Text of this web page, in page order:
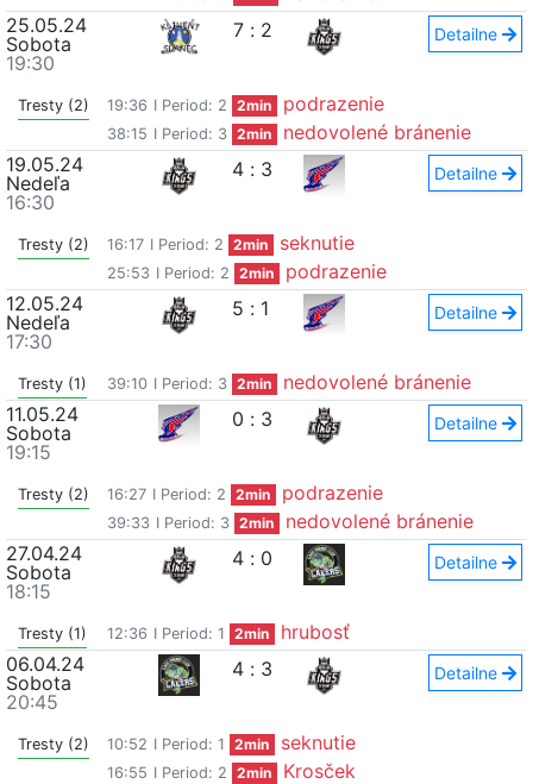
25.05.24
Sobota
19:30
7 : 2 Detailne
Tresty (2) 19:36 I Period: 2 2min podrazenie
38:15 I Period: 3 2min
nedovolené bránenie
19.05.24
Nedeľa
16:30
4 : 3 Detailne
Tresty (2) 16:17 I Period: 2 2min seknutie
25:53 I Period: 2 2min
podrazenie
12.05.24
Nedeľa
17:30
5 : 1 Detailne
Tresty (1) 39:10 I Period: 3 2min
nedovolené bránenie
11.05.24
Sobota
19:15
0 : 3 Detailne
Tresty (2) 16:27 I Period: 2 2min podrazenie
39:33 I Period: 3 2min
nedovolené bránenie
27.04.24
Sobota
18:15
4 : 0 Detailne
Tresty (1) 12:36 I Period: 1 2min
hrubosť
06.04.24
Sobota
20:45
4 : 3 Detailne
Tresty (2) 10:52 I Period: 1 2min seknutie
16:55 I Period: 2 2min
Krosček